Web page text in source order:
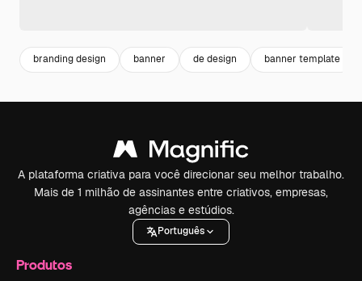
branding design banner de design banner template
A plataforma criativa para você direcionar seu melhor trabalho.
Mais de 1 milhão de assinantes entre criativos, empresas,
agências e estúdios.
Português
Produtos